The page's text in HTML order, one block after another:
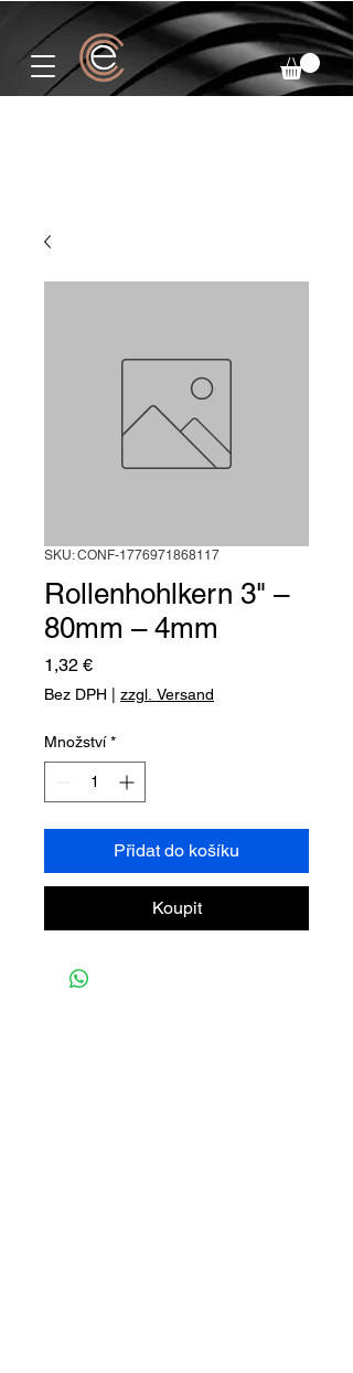
SKU: CONF-1776971868117
Rollenhohlkern 3" –
80mm – 4mm
1,32 €Cena
Bez DPH zzgl. Versand
Množství *
Přidat do košíku
Koupit